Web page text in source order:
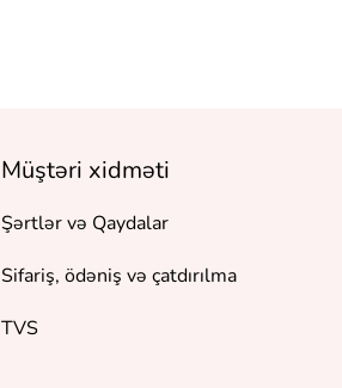
Müştəri xidməti
Şərtlər və Qaydalar
Sifariş, ödəniş və çatdırılma
TVS